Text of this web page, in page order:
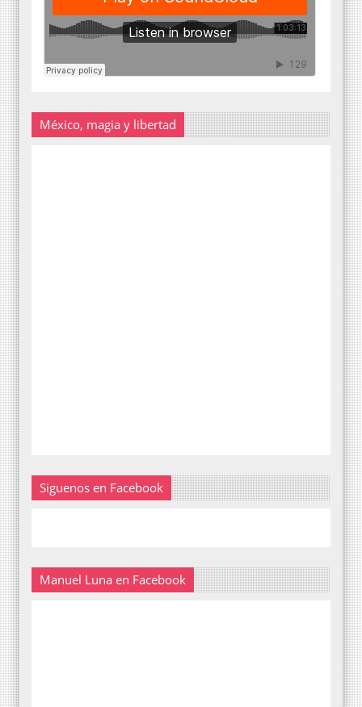
México, magia y libertad
Siguenos en Facebook
Manuel Luna en Facebook